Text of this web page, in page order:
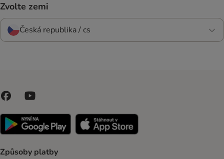
Zvolte zemi
Česká republika / cs
Způsoby platby